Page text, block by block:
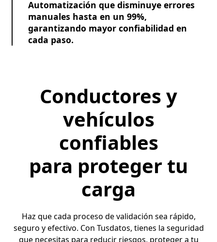
Automatización que disminuye errores
manuales hasta en un 99%,
garantizando mayor confiabilidad en
cada paso.
Conductores y
vehículos
confiables
para proteger tu
carga
Haz que cada proceso de validación sea rápido,
seguro y efectivo. Con Tusdatos, tienes la seguridad
que necesitas para reducir riesgos, proteger a tu